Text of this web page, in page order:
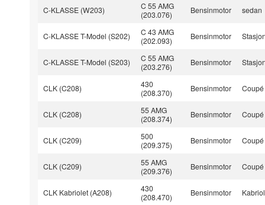
C-KLASSE (W203)
C 55 AMG
(203.076)
Bensinmotor sedan
C-KLASSE T-Model (S202)
C 43 AMG
(202.093)
Bensinmotor
C-KLASSE T-Model (S203)
C 55 AMG
(203.276)
Bensinmotor
CLK (C208)
430
(208.370)
Bensinmotor Coupé
CLK (C208)
55 AMG
(208.374)
Bensinmotor Coupé
CLK (C209)
500
(209.375)
Bensinmotor Coupé
CLK (C209)
55 AMG
(209.376)
Bensinmotor Coupé
CLK Kabriolet (A208)
430
(208.470)
Bensinmotor